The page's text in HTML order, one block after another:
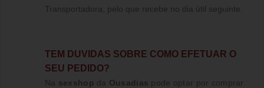
Transportadora, pelo que recebe no dia útil seguinte.
TE M DUVIDAS SOBRE COMO EFETUAR O
SEU PEDIDO?
Na sexshop da Ousadias pode optar por comprar